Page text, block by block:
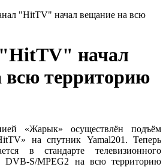
"HitTV" начал вещание на всю
начал
всю территорию
«Жарык» осуществлён подъём
на спутник Yamal201. Теперь
встандарте телевизионного
DVB-S/MPEG2 на всю территорию